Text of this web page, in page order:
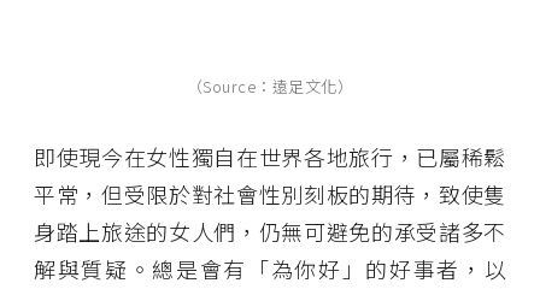
（Source：遠足文化）
即使現今在女性獨自在世界各地旅行，已屬稀鬆
平常，但受限於對社會性別刻板的期待，致使隻
身踏上旅途的女人們，仍無可避免的承受諸多不
解與質疑。總是會有「為你好」的好事者，以